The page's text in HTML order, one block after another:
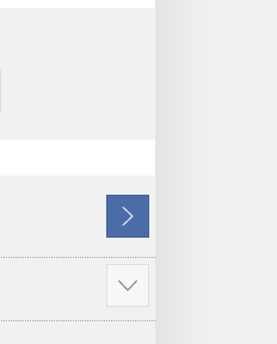
下
一
页显
示